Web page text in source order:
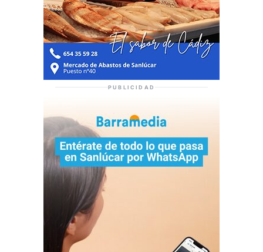
PUBLICIDAD